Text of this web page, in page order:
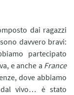
dai ragazzi
davvero bravi:
partecipato
e anche a France
dove abbiamo
vivo… è stato